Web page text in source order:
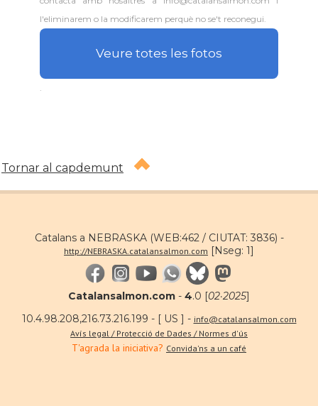
l'eliminarem o la modificarem perquè no se't reconegui.
Veure totes les fotos
Tornar al capdemunt
Catalans a NEBRASKA (WEB:462 / CIUTAT: 3836) -
http://NEBRASKA.catalansalmon.com [Nseg: 1]
Catalansalmon.com - 4.0 [02·2025]
10.4.98.208,216.73.216.199 - [ US ] - info@catalansalmon.com
Avís legal / Protecció de Dades / Normes d'ús
T'agrada la iniciativa? Convida'ns a un café